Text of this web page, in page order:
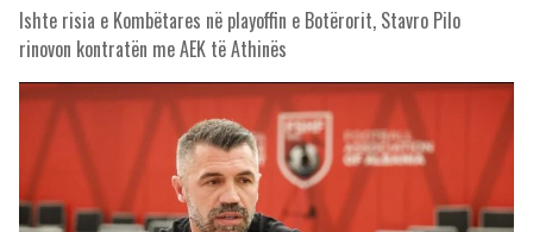
Ishte risia e Kombëtares në playoffin e Botërorit, Stavro Pilo
rinovon kontratën me AEK të Athinës